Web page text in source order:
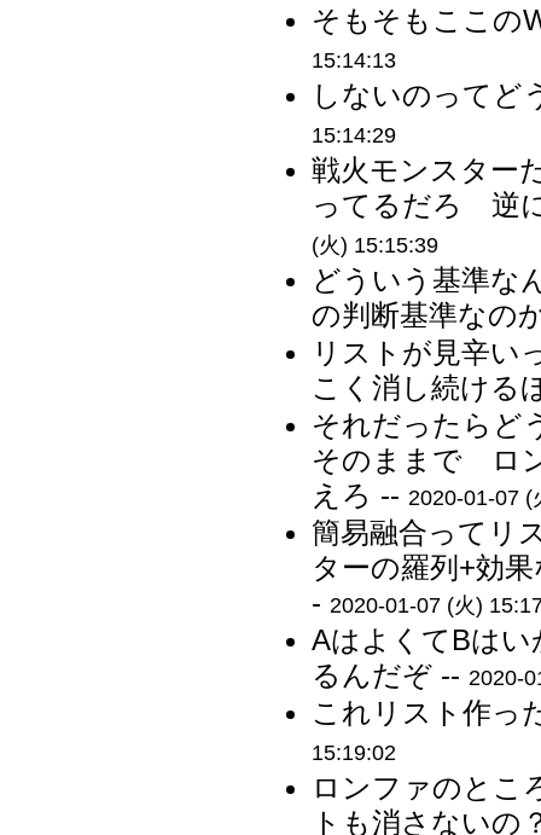
そもそもここの
15:14:13
しないのってど
15:14:29
戦火モンスター
ってるだろ 逆
(火) 15:15:39
どういう基準
の判断基準なの
リストが見辛い
こく消し続ける
それだったらど
そのままで ロ
えろ -- 2020-01-07 (
簡易融合ってリ
ターの羅列+効
- 2020-01-07 (火)
AはよくてBは
るんだぞ -- 2020-
これリスト作っ
15:19:02
ロンファのとこ
トも消さないの